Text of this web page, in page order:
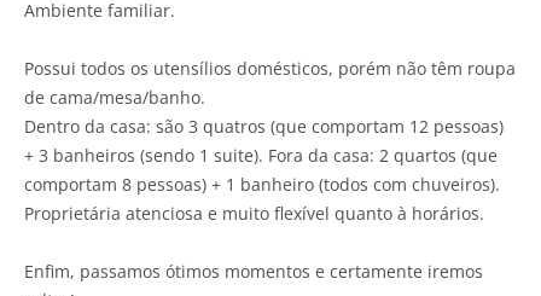
Ambiente familiar.
Possui todos os utensílios domésticos, porém não têm roupa
de cama/mesa/banho.
Dentro da casa: são 3 quatros (que comportam 12 pessoas)
+ 3 banheiros (sendo 1 suite). Fora da casa: 2 quartos (que
comportam 8 pessoas) + 1 banheiro (todos com chuveiros).
Proprietária atenciosa e muito flexível quanto à horários.
Enfim, passamos ótimos momentos e certamente iremos